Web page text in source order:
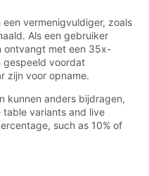
vermenigvuldiger, zoals
Als een gebruiker
ontvangt met een 35x-
voordat
zijn voor opname.
kunnen anders bijdragen,
table variants and live
such as 10% of